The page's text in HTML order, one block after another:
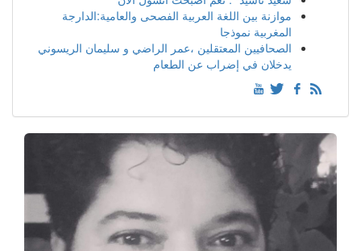
موازنة بين اللغة العربية الفصحى والعامية:الدارجة
المغربية نموذجا
الصحافيين المعتقلين ،عمر الراضي و سليمان الريسوني
يدخلان في إضراب عن الطعام